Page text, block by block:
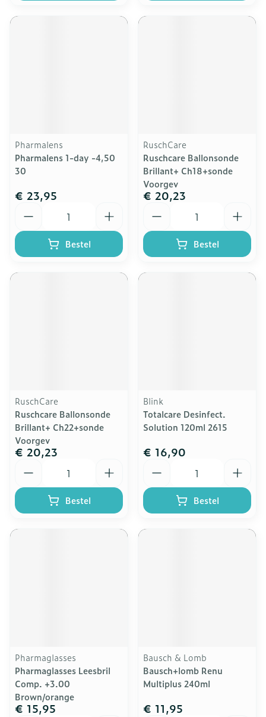
Pharmalens
Pharmalens 1-day -4,50
30
€ 23,95
Bestel
RuschCare
Ruschcare Ballonsonde
Brillant+ Ch18+sonde
Voorgev
€ 20,23
Bestel
RuschCare
Ruschcare Ballonsonde
Brillant+ Ch22+sonde
Voorgev
€ 20,23
Bestel
Blink
Totalcare Desinfect.
Solution 120ml 2615
€ 16,90
Bestel
Pharmaglasses
Pharmaglasses Leesbril
Comp. +3.00
Brown/orange
€ 15,95
Bausch & Lomb
Bausch+lomb Renu
Multiplus 240ml
€ 11,95